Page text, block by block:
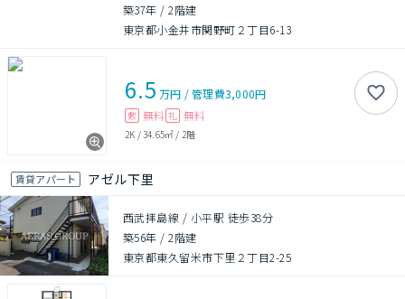
築37年 /2階建
東京都小金井市関野町２丁目6-13
6.5 万円 /管理費3,000円
敷 無料 礼 無料
2K /34.65㎡ / 2階
賃貸アパート アゼル下里
西武拝島線 / 小平駅 徒歩38分
築56年 /2階建
東京都東久留米市下里２丁目2-25